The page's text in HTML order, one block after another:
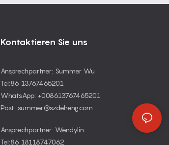
Kontaktieren Sie uns
Ansprechpartner: Summer Wu
Tel:86 13767465201
WhatsApp: +008613767465201
Post: summer@szdeheng.com
Ansprechpartner: Wendylin
Tel:86 18118747062